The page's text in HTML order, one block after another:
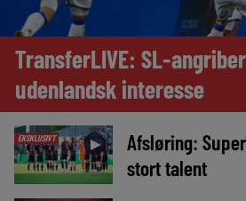
TransferLIVE: SL-
udenlandsk interesse
EKSKLUSIVT ►
Afsløring:
stort talent